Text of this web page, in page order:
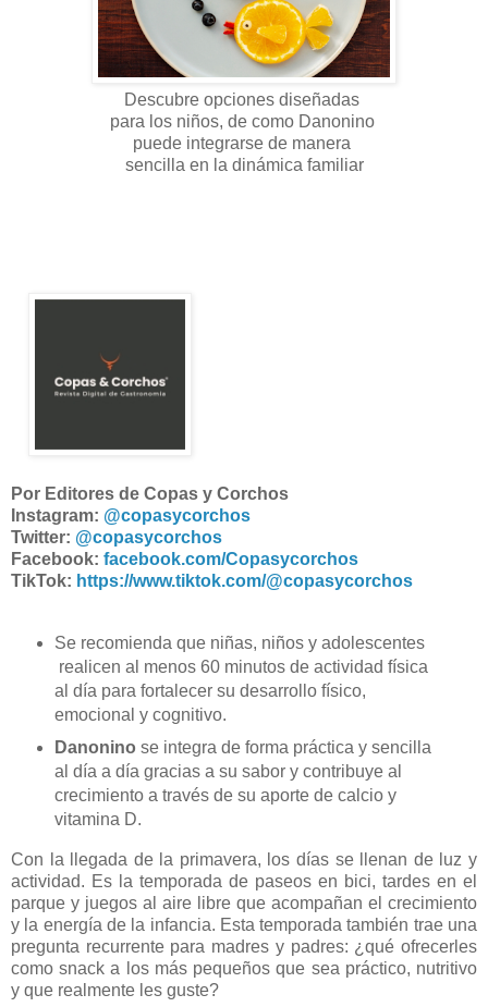
Descubre opciones diseñadas
para los niños, de como Danonino
puede integrarse de manera
sencilla en la dinámica familiar
Por Editores de Copas y Corchos
Instagram: @copasycorchos
Twitter: @copasycorchos
Facebook: facebook.com/Copasycorchos
TikTok: https://www.tiktok.com/@copasycorchos
Se recomienda que niñas, niños y adolescentes
realicen al menos 60 minutos de actividad física
al día para fortalecer su desarrollo físico,
emocional y cognitivo.
Danonino se integra de forma práctica y sencilla
al día a día gracias a su sabor y contribuye al
crecimiento a través de su aporte de calcio y
vitamina D.
Con la llegada de la primavera, los días se llenan de luz y
actividad. Es la temporada de paseos en bici, tardes en el
parque y juegos al aire libre que acompañan el crecimiento
y la energía de la infancia. Esta temporada también trae una
pregunta recurrente para madres y padres: ¿qué ofrecerles
como snack a los más pequeños que sea práctico, nutritivo
y que realmente les guste?